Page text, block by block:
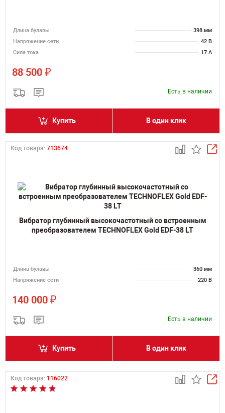
Длина булавы
398 мм
Напряжение сети
42 В
Сила тока
17 А
88 500 ₽
Есть в наличии
Купить В один клик
Код товара: 713674
Вибратор глубинный высокочастотный со встроенным
преобразователем TECHNOFLEX Gold EDF-38 LT
Длина булавы
360 мм
Напряжение сети
220 В
140 000 ₽
Есть в наличии
Купить В один клик
Код товара: 116022